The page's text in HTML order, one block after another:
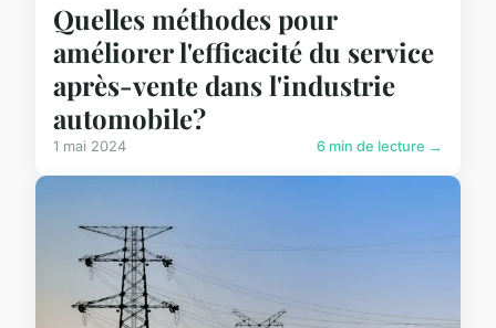
Quelles méthodes pour
améliorer l'efficacité du service
après-vente dans l'industrie
automobile?
1 mai 2024 6 min de lecture →